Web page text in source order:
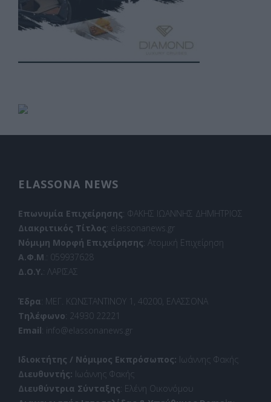
ELASSONA NEWS
Επωνυμία Επιχείρησης: ΦΑΚΗΣ ΙΩΑΝΝΗΣ ΔΗΜΗΤΡΙΟΣ
Διακριτικός Τίτλος: elassonanews.gr
Νόμιμη Μορφή Επιχείρησης: Ατομική Επιχείρηση
Α.Φ.Μ.: 059937628
Δ.Ο.Υ.: ΛΑΡΙΣΑΣ
Έδρα: ΜΕΓ. ΚΩΝΣΤΑΝΤΙΝΟΥ 1, 40200, ΕΛΑΣΣΟΝΑ
Τηλέφωνο: 24930 22221
Email: info@elassonanews.gr
Ιδιοκτήτης / Νόμιμος Εκπρόσωπος: Ιωάννης Φακής
Διευθυντής: Ιωάννης Φακής
Διευθύντρια Σύνταξης: Ελένη Οικονόμου